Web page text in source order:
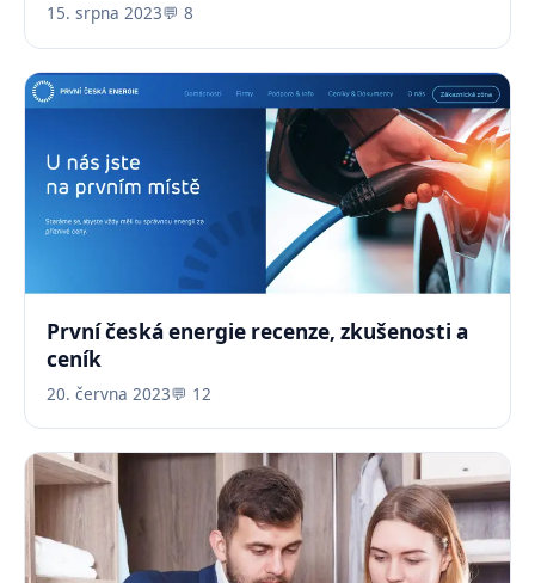
15. srpna 2023💬 8
První česká energie recenze, zkušenosti a
ceník
20. června 2023💬 12